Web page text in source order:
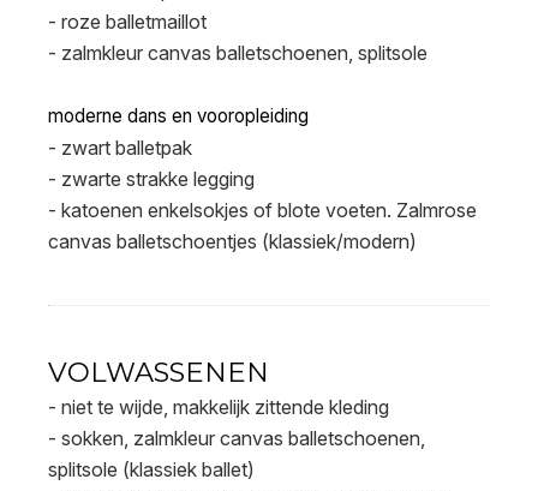
- roze balletmaillot
- zalmkleur canvas balletschoenen, splitsole
moderne dans en vooropleiding
- zwart balletpak
- zwarte strakke legging
- katoenen enkelsokjes of blote voeten. Zalmrose
canvas balletschoentjes (klassiek/modern)
VOLWASSENEN
- niet te wijde, makkelijk zittende kleding
- sokken, zalmkleur canvas balletschoenen,
splitsole (klassiek ballet)